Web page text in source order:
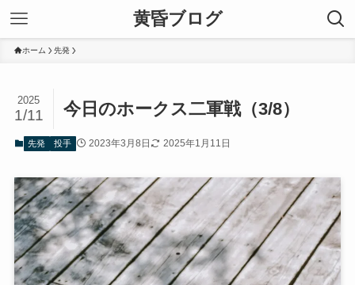
黄昏ブログ
ホーム 先発
今日のホークス二軍戦（3/8）
2025
1/11
先発 投手 2023年3月8日 2025年1月11日